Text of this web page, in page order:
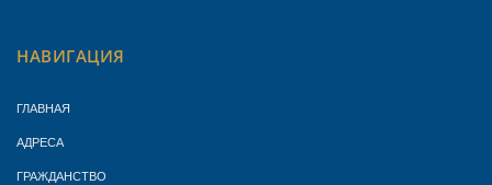
НАВИГАЦИЯ
ГЛАВНАЯ
АДРЕСА
ГРАЖДАНСТВО